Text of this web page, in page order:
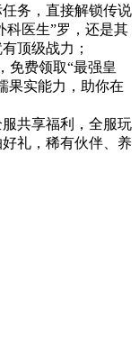
务，直接解锁传说
科医生”罗，还是其
顶级战力；
免费领取“最强皇
果实能力，助你在
共享福利，全服玩
礼，稀有伙伴、养